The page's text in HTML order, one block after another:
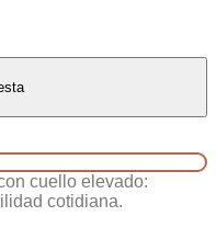
cuello elevado:
cotidiana.